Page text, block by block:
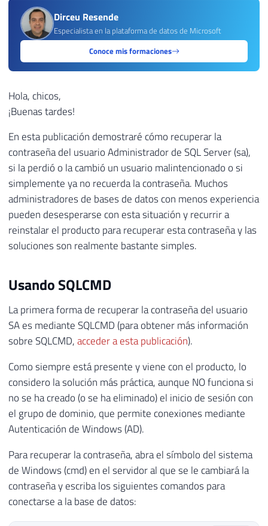
Dirceu Resende
Especialista en la plataforma de datos de Microsoft
Conoce mis formaciones
Hola, chicos,
¡Buenas tardes!
En esta publicación demostraré cómo recuperar la
contraseña del usuario Administrador de SQL Server (sa),
si la perdió o la cambió un usuario malintencionado o si
simplemente ya no recuerda la contraseña. Muchos
administradores de bases de datos con menos experiencia
pueden desesperarse con esta situación y recurrir a
reinstalar el producto para recuperar esta contraseña y las
soluciones son realmente bastante simples.
Usando SQLCMD
La primera forma de recuperar la contraseña del usuario
SA es mediante SQLCMD (para obtener más información
sobre SQLCMD,acceder a esta publicación).
Como siempre está presente y viene con el producto, lo
considero la solución más práctica, aunque NO funciona si
no se ha creado (o se ha eliminado) el inicio de sesión con
el grupo de dominio, que permite conexiones mediante
Autenticación de Windows (AD).
Para recuperar la contraseña, abra el símbolo del sistema
de Windows (cmd) en el servidor al que se le cambiará la
contraseña y escriba los siguientes comandos para
conectarse a la base de datos: